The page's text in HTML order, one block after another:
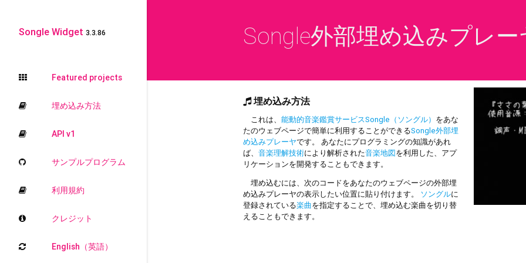
Songle Widget 3.3.86
Featured projects
埋め込み方法
API v1
サンプルプログラム
利用規約
クレジット
English（英語）
Songle外部埋め込みプレー
埋め込み方法
これは、能動的音楽鑑賞サービスSongle（ソングル） をあな
たのウェブページで簡単に利用することができるSongle外部埋
め込みプレーヤです。 あなたにプログラミングの知識があれ
ば、音楽理解技術により解析された音楽地図を利用した、アプ
リケーションを開発することもできます。
埋め込むには、次のコードをあなたのウェブページの外部埋
め込みプレーヤの表示したい位置に貼り付けます。
ソングルに
登録されている楽曲を指定することで、埋め込む楽曲を切り替
えることもできます。